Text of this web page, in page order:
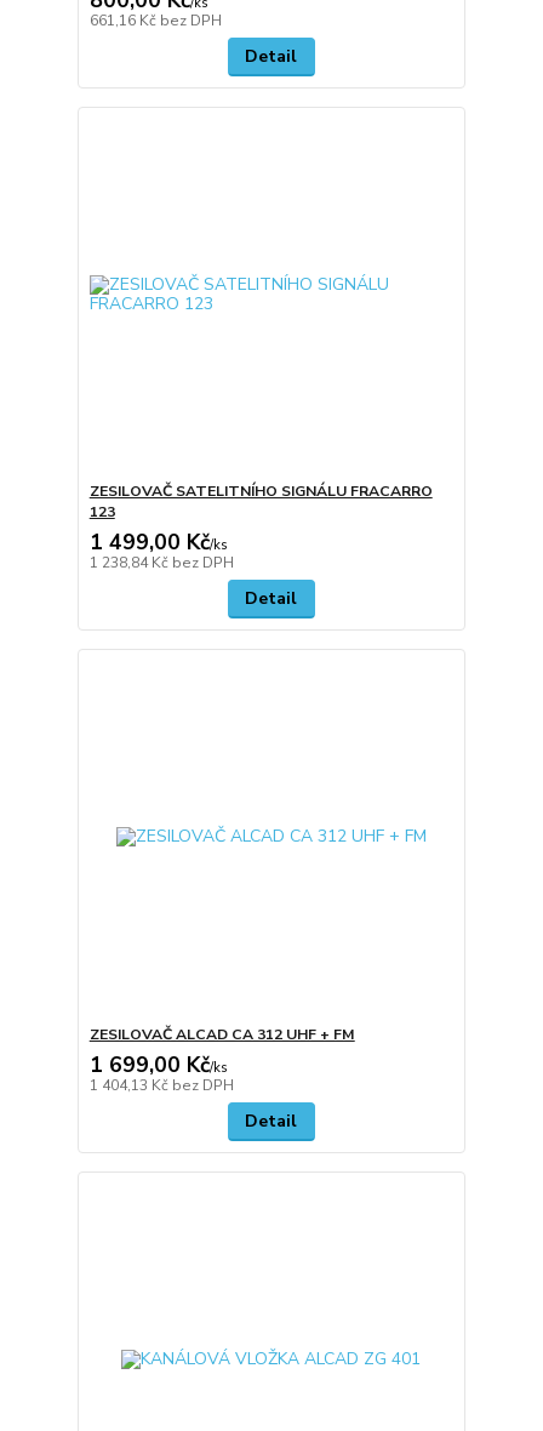
661,16 Kč bez DPH
Detail
ZESILOVAČ SATELITNÍHO SIGNÁLU FRACARRO
123
1 499,00 Kč/ks
1 238,84 Kč bez DPH
Detail
ZESILOVAČ ALCAD CA 312 UHF + FM
1 699,00 Kč/ks
1 404,13 Kč bez DPH
Detail